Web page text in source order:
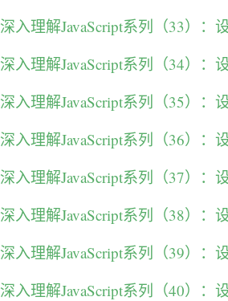
深入理解JavaScript系列（33）：
深入理解JavaScript系列（34）：
深入理解JavaScript系列（35）：
深入理解JavaScript系列（36）：
深入理解JavaScript系列（37）：
深入理解JavaScript系列（38）：
深入理解JavaScript系列（39）：
深入理解JavaScript系列（40）：